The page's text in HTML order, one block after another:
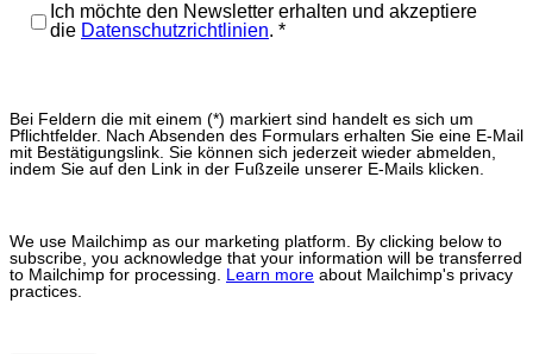
Ich möchte den Newsletter erhalten und akzeptiere
die Datenschutzrichtlinien. *
Bei Feldern die mit einem (*) markiert sind handelt es sich um
Pflichtfelder. Nach Absenden des Formulars erhalten Sie eine E-Mail
mit Bestätigungslink. Sie können sich jederzeit wieder abmelden,
indem Sie auf den Link in der Fußzeile unserer E-Mails klicken.
We use Mailchimp as our marketing platform. By clicking below to
subscribe, you acknowledge that your information will be transferred
to Mailchimp for processing. Learn more about Mailchimp's privacy
practices.